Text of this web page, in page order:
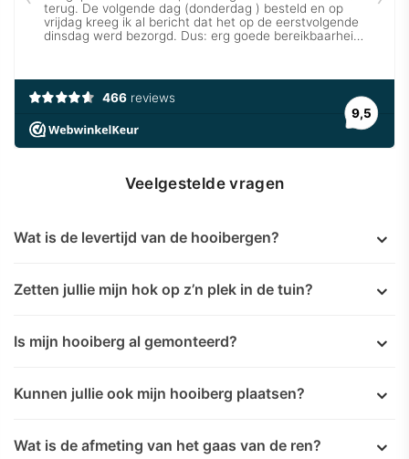
Veelgestelde vragen
Wat is de levertijd van de hooibergen?
Zetten jullie mijn hok op z’n plek in de tuin?
Is mijn hooiberg al gemonteerd?
Kunnen jullie ook mijn hooiberg plaatsen?
Wat is de afmeting van het gaas van de ren?